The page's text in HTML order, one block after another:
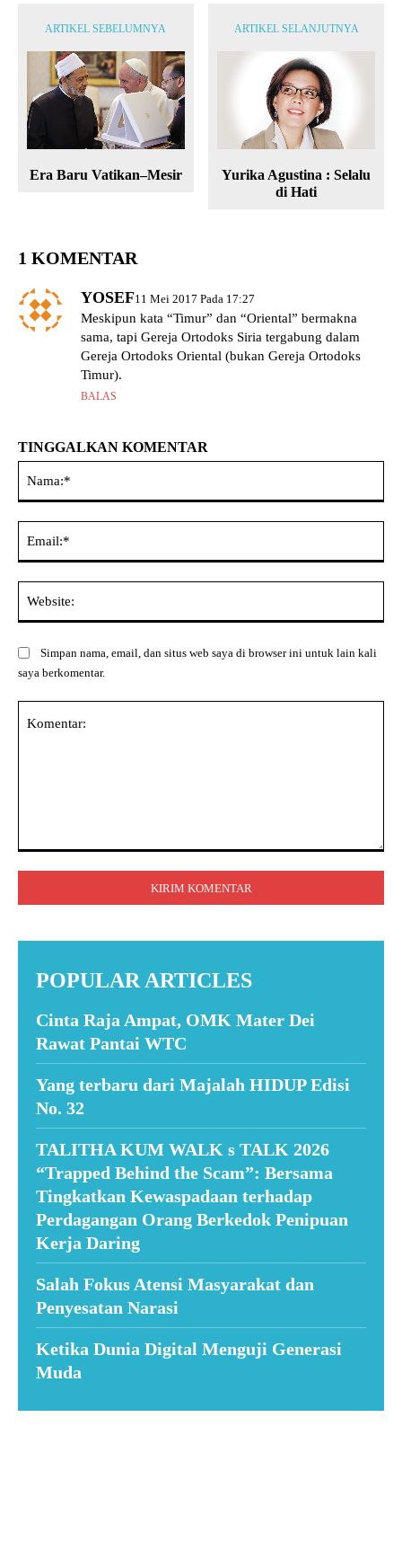
ARTIKEL SEBELUMNYA
Era Baru Vatikan–Mesir
ARTIKEL SELANJUTNYA
Yurika Agustina : Selalu
di Hati
1 KOMENTAR
YOSEF11 Mei 2017 Pada 17:27
Meskipun kata “Timur” dan “Oriental” bermakna
sama, tapi Gereja Ortodoks Siria tergabung dalam
Gereja Ortodoks Oriental (bukan Gereja Ortodoks
Timur).
BALAS
TINGGALKAN KOMENTAR
Simpan nama, email, dan situs web saya di browser ini untuk lain kali
saya berkomentar.
POPULAR ARTICLES
Cinta Raja Ampat, OMK Mater Dei
Rawat Pantai WTC
Yang terbaru dari Majalah HIDUP Edisi
No. 32
TALITHA KUM WALK s TALK 2026
“Trapped Behind the Scam”: Bersama
Tingkatkan Kewaspadaan terhadap
Perdagangan Orang Berkedok Penipuan
Kerja Daring
Salah Fokus Atensi Masyarakat dan
Penyesatan Narasi
Ketika Dunia Digital Menguji Generasi
Muda